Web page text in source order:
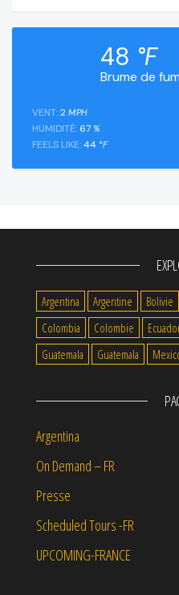
Brume de
48 °F
VENT:2 MPH
HUMIDITÉ: 67 %
FEELS LIKE:44 °F
Argentina Argentine Bolivie
Colombia
Colombie
Guatemala
Guatemala
Argentina
On Demand – FR
Presse
Scheduled Tours -FR
UPCOMING-FRANCE